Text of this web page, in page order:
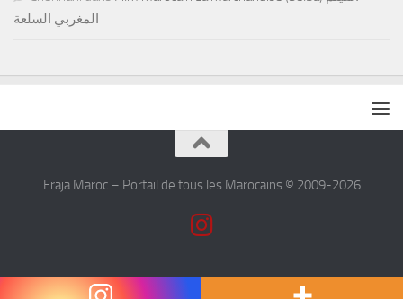
المغربي السلعة
Fraja Maroc – Portail de tous les Marocains © 2009-2026